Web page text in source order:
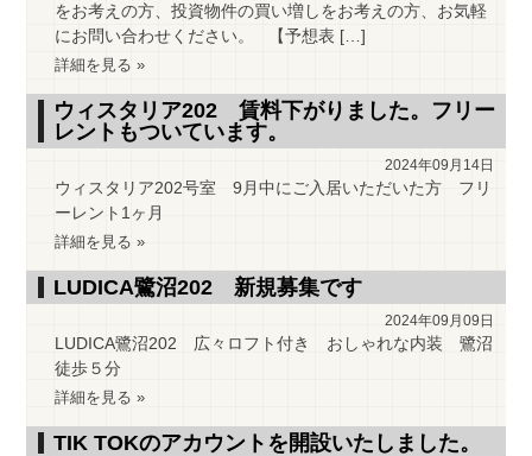
をお考えの方、投資物件の買い増しをお考えの方、お気軽
にお問い合わせください。 【予想表 […]
詳細を見る »
ウィスタリア202 賃料下がりました。フリー
レントもついています。
2024年09月14日
ウィスタリア202号室 9月中にご入居いただいた方 フリ
ーレント1ヶ月
詳細を見る »
LUDICA鷺沼202 新規募集です
2024年09月09日
LUDICA鷺沼202 広々ロフト付き おしゃれな内装 鷺沼
徒歩５分
詳細を見る »
TIK TOKのアカウントを開設いたしました。